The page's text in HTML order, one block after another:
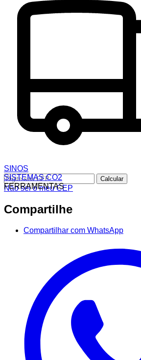
SINOS
SISTEMAS CO2
FERRAMENTAS
Calcular
Não sei o meu CEP
Compartilhe
Compartilhar com WhatsApp